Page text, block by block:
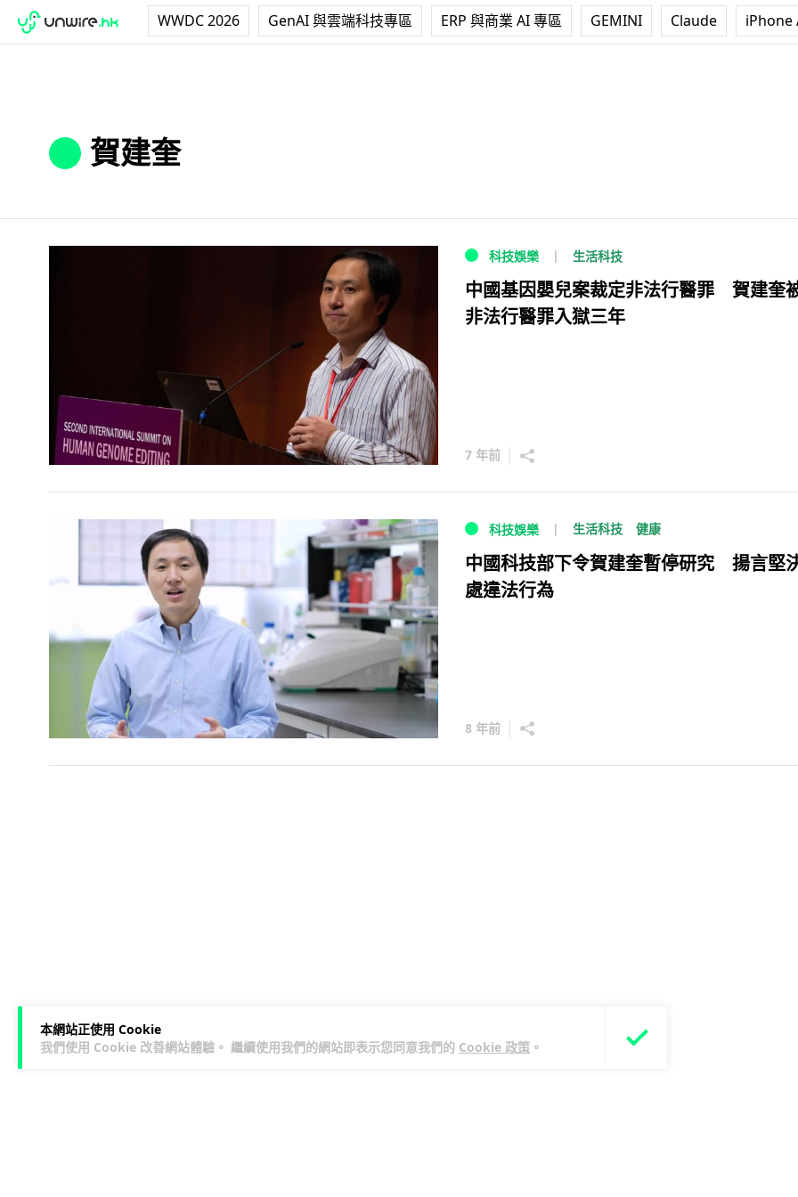
WWDC 2026 GenAI 與雲端科技專區 ERP 與商業 AI 專區 GEMINI Claude iPhone
本網站正使用 Cookie
我們使用 Cookie 改善網站體驗。 繼續使用我們的網站即表示您同意我們的 Cookie 政策 。
賀建奎
科技娛樂 生活科技
中國基因嬰兒案裁定非法行醫罪 賀建奎
非法行醫罪入獄三年
7 年前
科技娛樂 生活科技 健康
中國科技部下令賀建奎暫停研究 揚言堅
處違法行為
8 年前